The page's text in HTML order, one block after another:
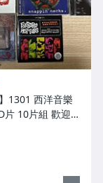
1301 西洋音樂
片 10片組 歡迎問